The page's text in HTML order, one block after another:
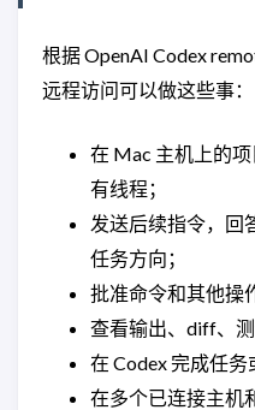
根据 OpenAI Codex
远程访问可以做这些事：
在 Mac 主机上的
有线程；
发送后续指令，回
任务方向；
批准命令和其他操
查看输出、diff、
在 Codex 完成任务
在多个已连接主机